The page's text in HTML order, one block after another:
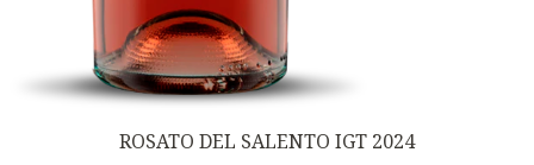
ROSATO DEL SALENTO IGT 2024